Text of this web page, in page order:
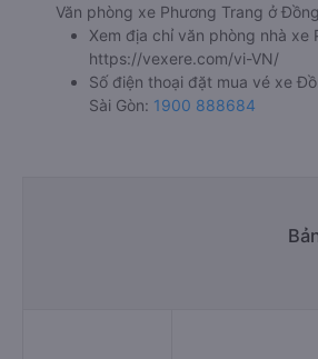
Văn phòng xe Phương Trang ở
Xem địa chỉ văn phòng nhà xe
https://vexere.com/vi-VN/
Số điện thoại đặt mua vé xe
Sài Gòn: 1900 888684